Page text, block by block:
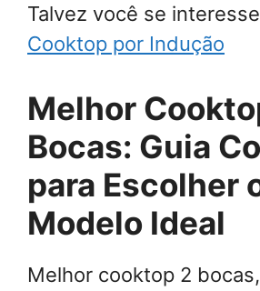
Talvez você se
Cooktop por Indução
Melhor
Bocas: Guia
para Escolher
Modelo Ideal
Melhor cooktop 2